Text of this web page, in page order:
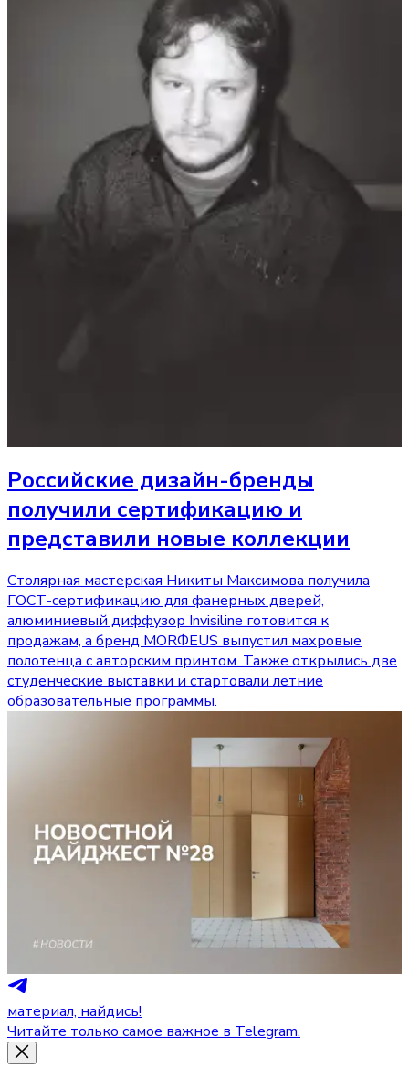
Российские дизайн-бренды
получили сертификацию и
представили новые коллекции
Столярная мастерская Никиты Максимова получила
ГОСТ-сертификацию для фанерных дверей,
алюминиевый диффузор Invisiline готовится к
продажам, а бренд MORФEUS выпустил махровые
полотенца с авторским принтом. Также открылись две
студенческие выставки и стартовали летние
образовательные программы.
материал, найдись!
Читайте только самое важное в Telegram.